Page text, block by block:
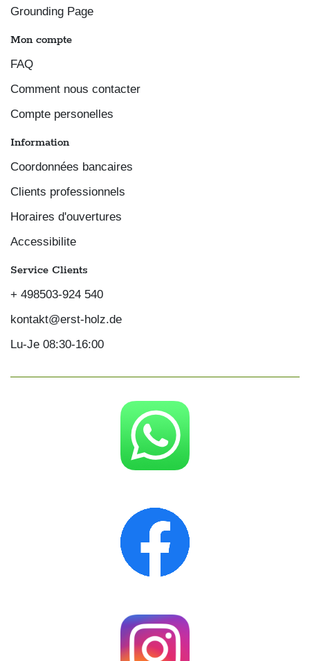
Grounding Page
Mon compte
FAQ
Comment nous contacter
Compte personelles
Information
Coordonnées bancaires
Clients professionnels
Horaires d'ouvertures
Accessibilite
Service Clients
+ 498503-924 540
kontakt@erst-holz.de
Lu-Je 08:30-16:00